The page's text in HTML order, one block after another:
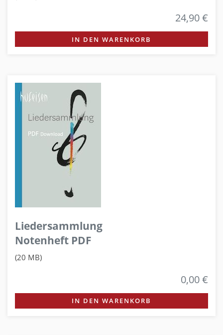
24,90 €
IN DEN WARENKORB
Liedersammlung
Notenheft PDF
(20 MB)
0,00 €
IN DEN WARENKORB